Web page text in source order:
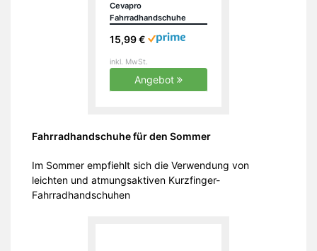
Cevapro
Fahrradhandschuhe
Winterhandschuhe
Touchscreenhandschuhe
Winddichte
Laufhandschuhe
15,99 €
inkl. MwSt.
Angebot
Fahrradhandschuhe für den Sommer
Im Sommer empfiehlt sich die Verwendung von
leichten und atmungsaktiven Kurzfinger-
Fahrradhandschuhen